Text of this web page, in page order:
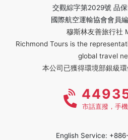
交觀綜字第2029號 品
國際航空運輸協會會員
穆斯林友善旅行社
Richmond Tours is the
global travel
本公司已獲得環境部銀級
市話直撥，手
English Service: